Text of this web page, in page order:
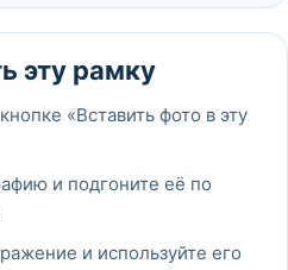
эту рамку
«Вставить фото в эту
и подгоните её по
и используйте его